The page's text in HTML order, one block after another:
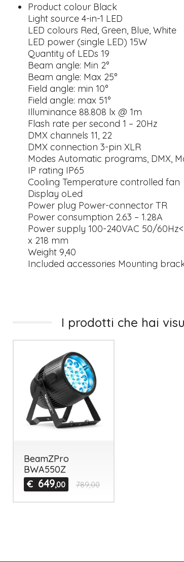
Product colour Black
Light source 4-in-1 LED
LED colours Red, Green, Blue, White
LED power (single LED) 15W
Quantity of LEDs 19
Beam angle: Min 2°
Beam angle: Max 25°
Field angle: min 10°
Field angle: max 51°
Illuminance 88.808 lx @ 1m
Flash rate per second 1 – 20Hz
DMX channels 11, 22
DMX connection 3-pin XLR
Modes Automatic programs, DMX,
IP rating IP65
Cooling Temperature controlled fan
Display oLed
Power plug Power-connector TR
Power consumption 2.63 – 1.28A
Power supply 100-240VAC 50/
x 218 mm
Weight 9,40
Included accessories Mounting
I prodotti che hai
BeamZPro
BWA550Z
€ 649,00 789,00